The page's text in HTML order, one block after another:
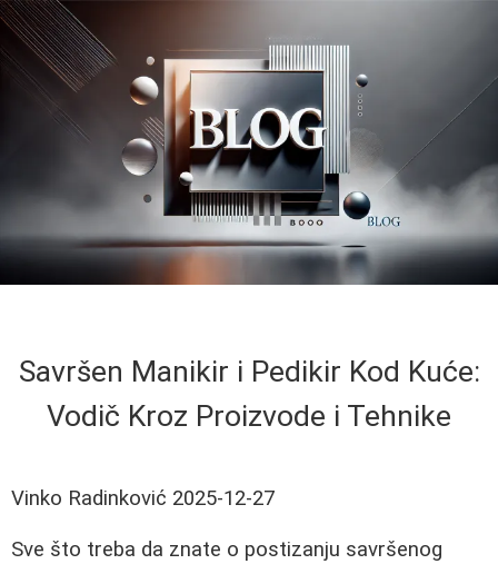
Savršen Manikir i Pedikir Kod Kuće:
Vodič Kroz Proizvode i Tehnike
Vinko Radinković 2025-12-27
Sve što treba da znate o postizanju savršenog